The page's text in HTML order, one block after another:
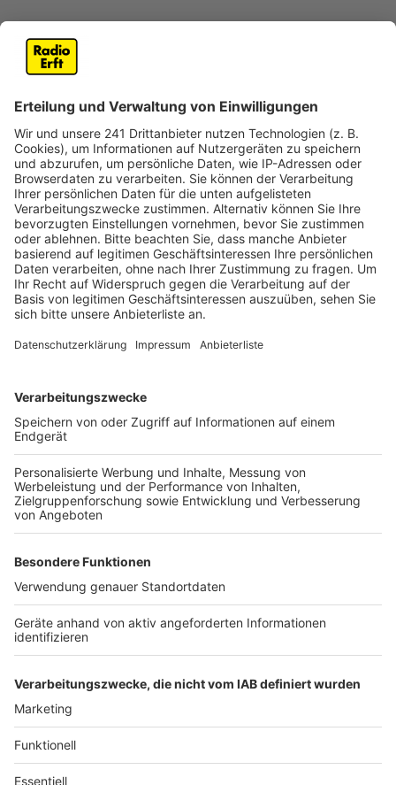
Polizei warnt vor Anrufen von falschen
In dieser Woche haben falsche Bankmitarbeiter wieder
in mehreren Städten im Kreis zugeschlagen. Sie haben
unter anderem in Bergheim und Hürth Menschen um ihr
Geld gebracht. Auch in Elsdorf. Dort haben
die Betrüger angerufen, weil angeblich eine
Fehlbuchung korrigiert werden müsste. Wenig später
stand auch schon der vermeintliche Sparkassen-
Karte abgeholt. Mehr als 1.200 Euro wurden dann von
Weitere Themen von Rhein und Erft
Anzeige
Polizei im Kreis zieht positive Fahndungsbilanz
Schaf stoppt Verkehr auf der A1
Hürther Rettungswache fest fertig
Anzeige